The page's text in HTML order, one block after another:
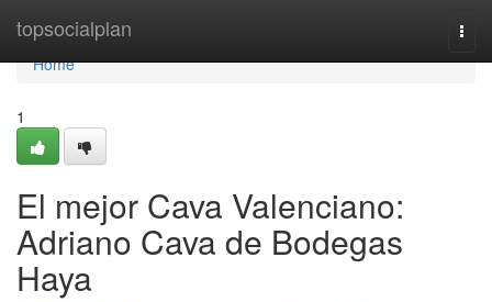
topsocialplan
Home
Home
1
El mejor Cava Valenciano:
Adriano Cava de Bodegas
Haya